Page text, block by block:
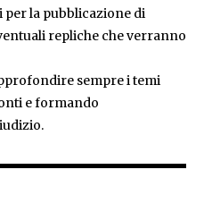
per la pubblicazione di
repliche che verranno
sempre i temi
e formando